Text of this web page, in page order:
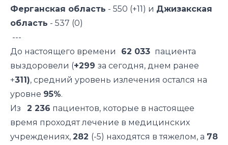
Ферганская область - 550 (+11) и Джизакская
область - 537 (0)
---
До настоящего времени
62 033 пациента
выздоровели (+299 за сегодня, днем ранее
+311), средний уровень излечения остался на
уровне 95%.
Из 2 236 пациентов, которые в настоящее
время проходят лечение в медицинских
учреждениях, 282 (-5) находятся в тяжелом, а 78